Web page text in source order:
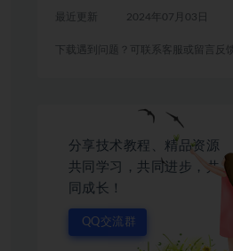
最近更新 2024年07月03日
下载遇到问题？可联系客服或留言反馈
分享技术教程、精品资源
共同学习，共同进步，共
同成长！
QQ交流群